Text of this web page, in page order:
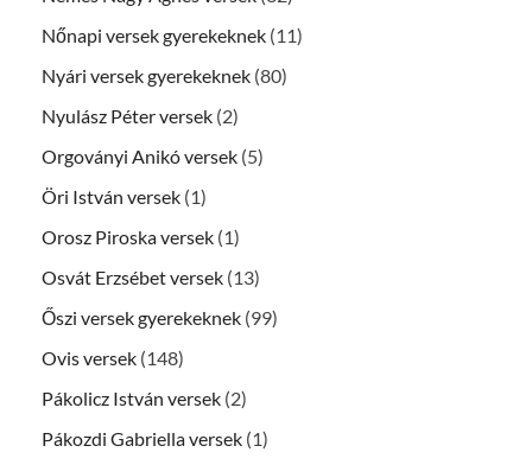
Nőnapi versek gyerekeknek (11)
Nyári versek gyerekeknek (80)
Nyulász Péter versek (2)
Orgoványi Anikó versek (5)
Öri István versek (1)
Orosz Piroska versek (1)
Osvát Erzsébet versek (13)
Őszi versek gyerekeknek (99)
Ovis versek (148)
Pákolicz István versek (2)
Pákozdi Gabriella versek (1)